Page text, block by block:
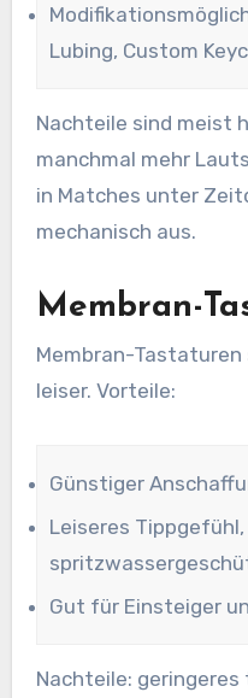
Lubing, Custom
Nachteile sind meist
manchmal mehr
in Matches unter
mechanisch aus.
Membran-
Membran-
leiser. Vorteile:
Günstiger
Leiseres
Gut für Einsteiger
Nachteile: